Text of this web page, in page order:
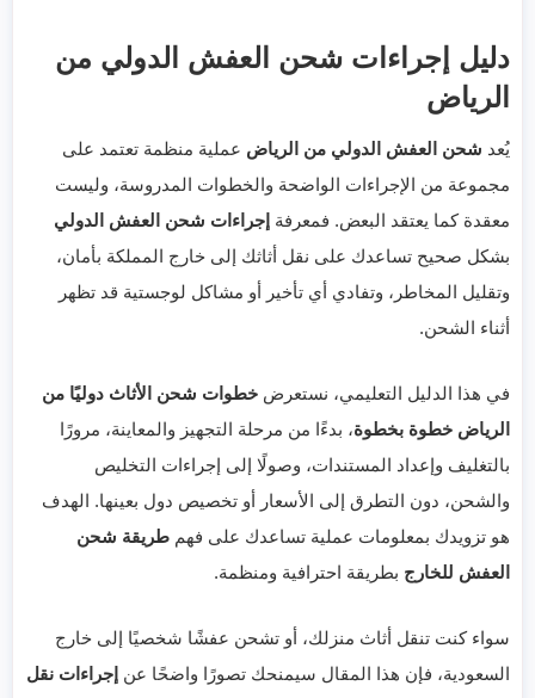
دليل إجراءات شحن العفش الدولي من
الرياض
يُعد شحن العفش الدولي من الرياض عملية منظمة تعتمد على
مجموعة من الإجراءات الواضحة والخطوات المدروسة، وليست
معقدة كما يعتقد البعض. فمعرفة إجراءات شحن العفش الدولي
بشكل صحيح تساعدك على نقل أثاثك إلى خارج المملكة بأمان،
وتقليل المخاطر، وتفادي أي تأخير أو مشاكل لوجستية قد تظهر
أثناء الشحن.
في هذا الدليل التعليمي، نستعرض خطوات شحن الأثاث دوليًا من
الرياض خطوة بخطوة، بدءًا من مرحلة التجهيز والمعاينة، مرورًا
بالتغليف وإعداد المستندات، وصولًا إلى إجراءات التخليص
والشحن، دون التطرق إلى الأسعار أو تخصيص دول بعينها. الهدف
هو تزويدك بمعلومات عملية تساعدك على فهم طريقة شحن
العفش للخارج بطريقة احترافية ومنظمة.
سواء كنت تنقل أثاث منزلك، أو تشحن عفشًا شخصيًا إلى خارج
السعودية، فإن هذا المقال سيمنحك تصورًا واضحًا عن إجراءات نقل